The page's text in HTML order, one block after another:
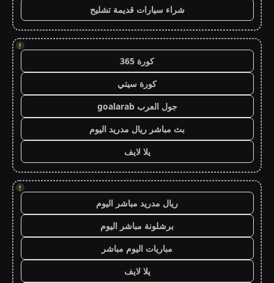
شراء سيارات قديمة تشليح
!
كورة 365
كورة سيتي
جول العرب goalarab
بث مباشر ريال مدريد اليوم
يلا لايف
!
ريال مدريد مباشر اليوم
برشلونة مباشر اليوم
مباريات اليوم مباشر
يلا لايف